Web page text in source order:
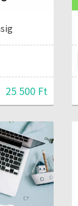
25 500 Ft